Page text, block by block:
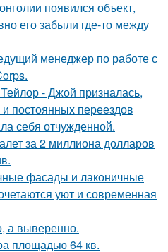
появился объект,
его забыли где-то между
менеджер по работе с
- Джой призналась,
и постоянных переездов
себя отчужденной.
за 2 миллиона долларов
фасады и лаконичные
уют и современная
а выверенно.
площадью 64 кв.